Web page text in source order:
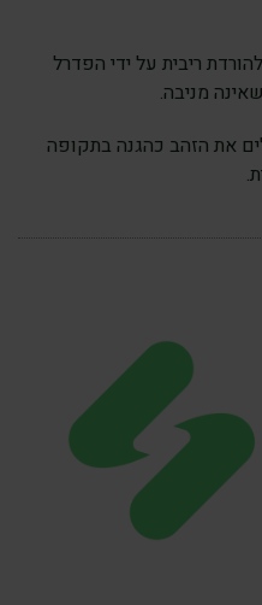
ריבית על ידי הפדרל
מניבה.
את הזהב כהגנה בתקופה